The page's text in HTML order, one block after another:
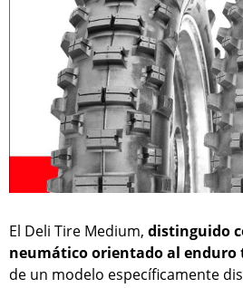
El Deli Tire Medium, distinguido
neumático orientado al enduro
de un modelo específicamente